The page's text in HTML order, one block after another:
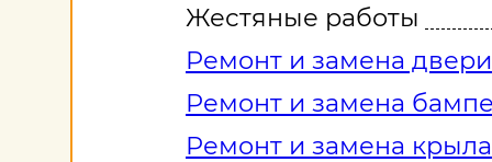
Жестяные работы
Ремонт и замена двери
Ремонт и замена
Ремонт и замена крыла